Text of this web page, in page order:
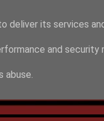
deliver its services
and
abuse.